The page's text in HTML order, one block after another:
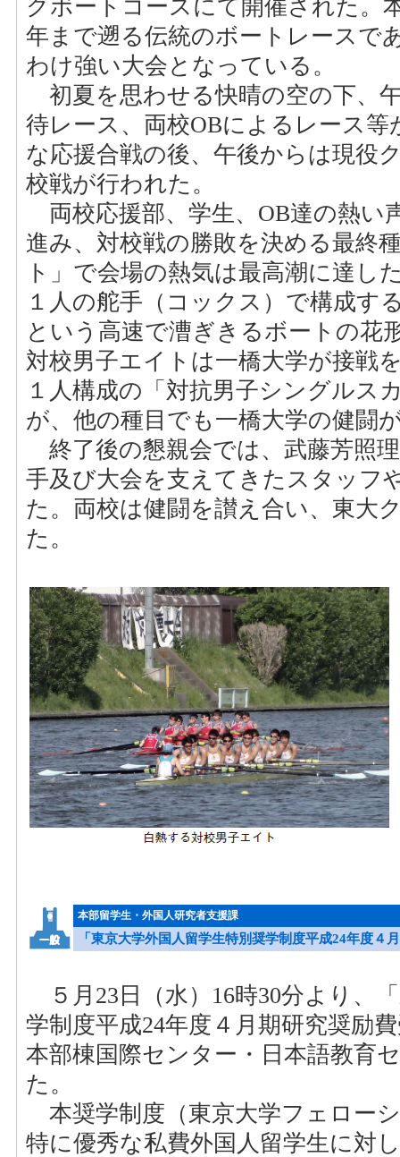
クボートコースにて開催された。
年まで遡る伝統のボートレースで
わけ強い大会となっている。
初夏を思わせる快晴の空の下、
待レース、両校OBによるレース
な応援合戦の後、午後からは現役
校戦が行われた。
両校応援部、学生、OB達の熱い
進み、対校戦の勝敗を決める最終
ト」で会場の熱気は最高潮に達し
１人の舵手（コックス）で構成す
という高速で漕ぎきるボートの花
対校男子エイトは一橋大学が接戦
１人構成の「対抗男子シングルス
が、他の種目でも一橋大学の健闘
終了後の懇親会では、武藤芳照
手及び大会を支えてきたスタッフ
た。両校は健闘を讃え合い、東大
た。
本部留学生・外国人研究者支援課
「東京大学外国人留学生特別奨学制度平成24年度４
５月23日（水）16時30分より、
学制度平成24年度４月期研究奨励
本部棟国際センター・日本語教育
た。
本奨学制度（東京大学フェロー
特に優秀な私費外国人留学生に対